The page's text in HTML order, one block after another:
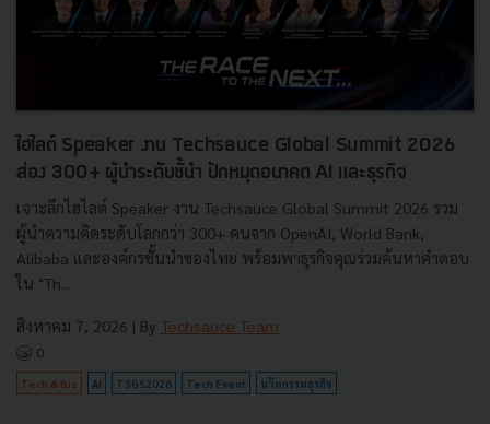
ไฮไลต์ Speaker งาน Techsauce Global Summit 2026
ส่อง 300+ ผู้นำระดับชั้นำ ปักหมุดอนาคต AI และธุรกิจ
เจาะลึกไฮไลต์ Speaker งาน Techsauce Global Summit 2026 รวม
ผู้นำความคิดระดับโลกกว่า 300+ คนจาก OpenAI, World Bank,
Alibaba และองค์กรชั้นนำของไทย พร้อมพาธุรกิจคุณร่วมค้นหาคำตอบ
ใน "Th...
สิงหาคม 7, 2026 | By Techsauce Team
0
Tech & Biz AI TSGS2026 Tech Event นวัตกรรมธุรกิจ